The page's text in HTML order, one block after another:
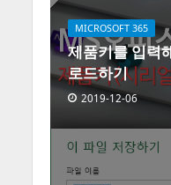
MICROSOFT 365
제품키를 입력
로드하기
2019-12-06